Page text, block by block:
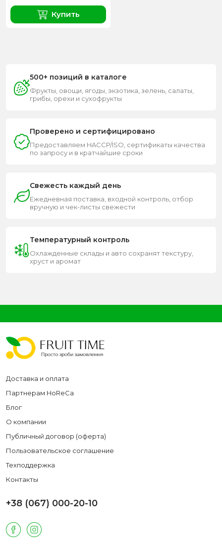
Купить
500+ позиций в каталоге
Фрукты, овощи, ягоды, экзотика, зелень, салаты,
грибы, орехи и сухофрукты
Проверено и сертифицировано
Предоставляем HACCP/ISO, сертификаты качества
по запросу и в кратчайшие сроки
Свежесть каждый день
Ежедневная поставка, входной контроль, отбор
вручную и чек-листы свежести
Температурный контроль
Охлажденные склады и авто сохранят текстуру,
хруст и аромат
Доставка и оплата
Партнерам HoReCa
Блог
О компании
Публичный договор (оферта)
Пользовательское соглашение
Техподдержка
Контакты
+38 (067) 000-20-10